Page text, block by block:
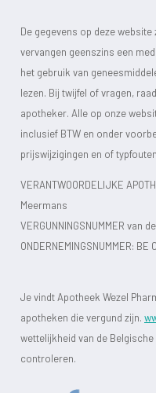
De gegevens op deze
vervangen geenszins een
het gebruik van
lezen. Bij twijfel of vragen,
apotheker. Alle op onze
inclusief BTW en onder
prijswijzigingen en of
VERANTWOORDELIJKE
Meermans
VERGUNNINGSNUMMER van
ONDERNEMINGSNUMMER: BE
Je vindt Apotheek Wezel
apotheken die vergund zijn.
wettelijkheid van de
controleren.